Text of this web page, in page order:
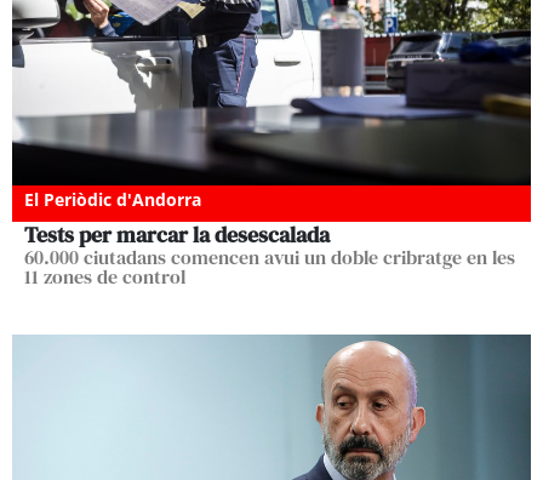
El Periòdic d'Andorra
Tests per marcar la desescalada
60.000 ciutadans comencen avui un doble cribratge en les
11 zones de control